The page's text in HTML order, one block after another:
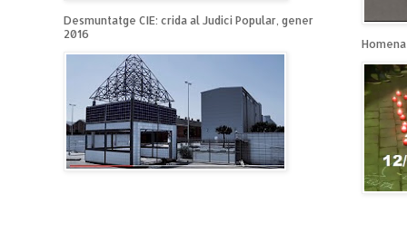
Desmuntatge CIE: crida al Judici Popular, gener
2016